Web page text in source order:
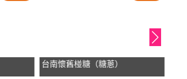
台南懷舊椪糖（糖蔥）